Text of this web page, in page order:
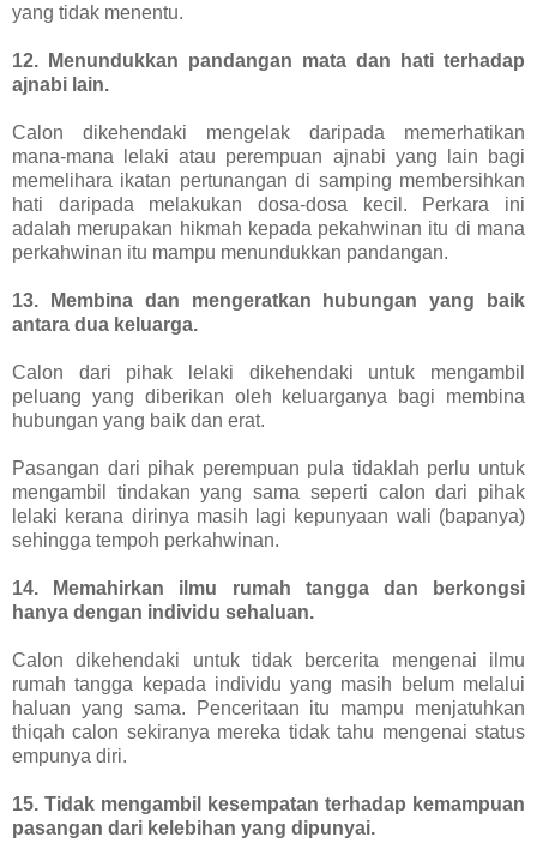
yang tidak menentu.
12. Menundukkan pandangan mata dan hati terhadap
ajnabi lain.
Calon dikehendaki mengelak daripada memerhatikan
mana-mana lelaki atau perempuan ajnabi yang lain bagi
memelihara ikatan pertunangan di samping membersihkan
hati daripada melakukan dosa-dosa kecil. Perkara ini
adalah merupakan hikmah kepada pekahwinan itu di mana
perkahwinan itu mampu menundukkan pandangan.
13. Membina dan mengeratkan hubungan yang baik
antara dua keluarga.
Calon dari pihak lelaki dikehendaki untuk mengambil
peluang yang diberikan oleh keluarganya bagi membina
hubungan yang baik dan erat.
Pasangan dari pihak perempuan pula tidaklah perlu untuk
mengambil tindakan yang sama seperti calon dari pihak
lelaki kerana dirinya masih lagi kepunyaan wali (bapanya)
sehingga tempoh perkahwinan.
14. Memahirkan ilmu rumah tangga dan berkongsi
hanya dengan individu sehaluan.
Calon dikehendaki untuk tidak bercerita mengenai ilmu
rumah tangga kepada individu yang masih belum melalui
haluan yang sama. Penceritaan itu mampu menjatuhkan
thiqah calon sekiranya mereka tidak tahu mengenai status
empunya diri.
15. Tidak mengambil kesempatan terhadap kemampuan
pasangan dari kelebihan yang dipunyai.